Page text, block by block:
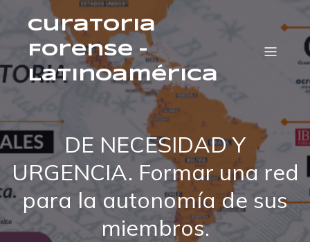
Curatoria
Forense –
Latinoamérica
DE NECESIDAD Y
URGENCIA. Formar una red
para la autonomía de sus
miembros.